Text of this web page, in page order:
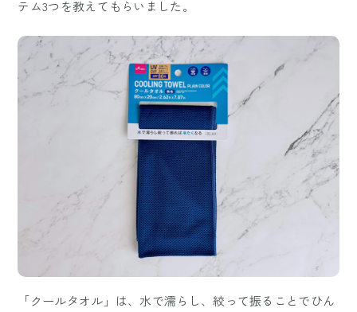
テム3つを教えてもらいました。
「クールタオル」は、水で濡らし、絞って振ることでひん